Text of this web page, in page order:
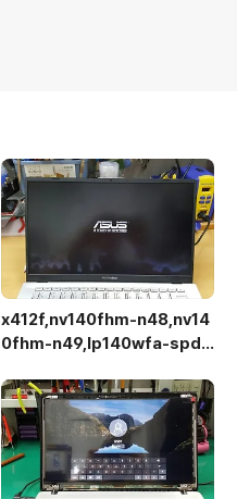
x412f,nv140fhm-n48,nv14
0fhm-n49,lp140wfa-spd1,